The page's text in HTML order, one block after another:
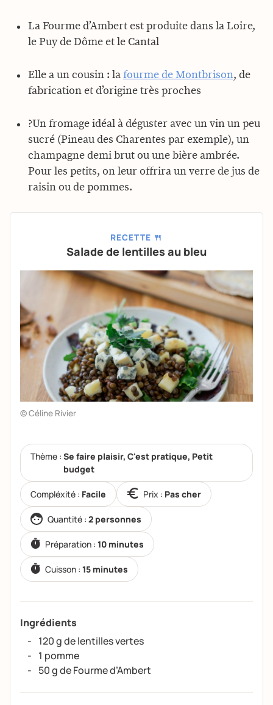
La Fourme d’Ambert est produite dans la Loire,
le Puy de Dôme et le Cantal
Elle a un cousin : la fourme de Montbrison, de
fabrication et d’origine très proches
?Un fromage idéal à déguster avec un vin un peu
sucré (Pineau des Charentes par exemple), un
champagne demi brut ou une bière ambrée.
Pour les petits, on leur offrira un verre de jus de
raisin ou de pommes.
RECETTE 🍴
Salade de lentilles au bleu
© Céline Rivier
Thème : Se faire plaisir, C'est pratique, Petit
budget
Compléxité : Facile Prix : Pas cher
Quantité : 2 personnes
Préparation :10 minutes
Cuisson :15 minutes
Ingrédients
120 g de lentilles vertes
1 pomme
50 g de Fourme d’Ambert